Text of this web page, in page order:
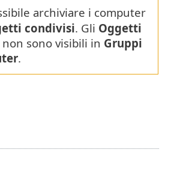
archiviare i computer
condivisi. Gli Oggetti
non sono visibili in Gruppi
.